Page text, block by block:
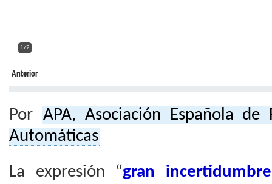
2/2
Anterior
Por APA, Asociación Española de
Automáticas
La expresión “gran incertidumbre